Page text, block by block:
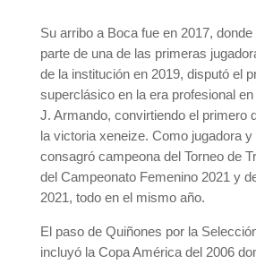
Su arribo a Boca fue en 2017,
parte de una de las primeras
de la institución en 2019, disputó el
superclásico en la era profesional
J. Armando, convirtiendo el primero
la victoria xeneize. Como jugadora
consagró campeona del Torneo de
del Campeonato Femenino 2021 y
2021, todo en el mismo año.
El paso de Quiñones por la
incluyó la Copa América del 2006